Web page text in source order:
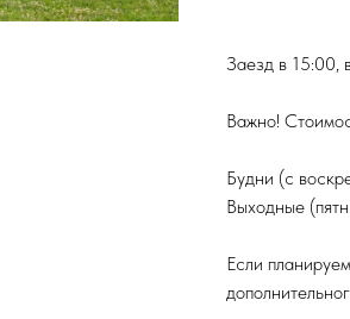
Заезд в 15:00,
Важно!
Будни (с
Выходные
Если